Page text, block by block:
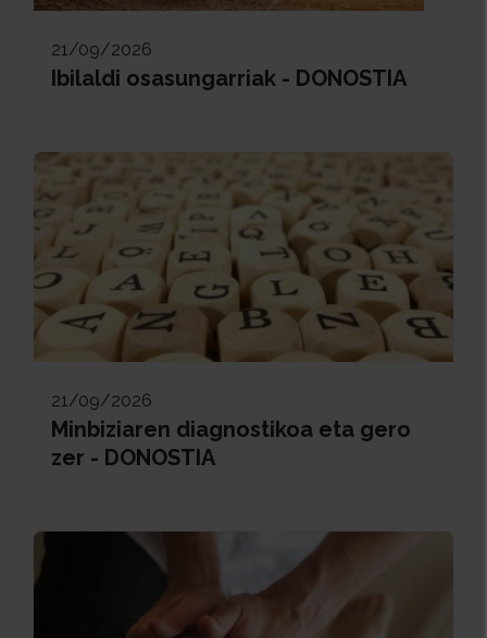
21/09/2026
Ibilaldi osasungarriak - DONOSTIA
21/09/2026
Minbiziaren diagnostikoa eta gero
zer - DONOSTIA